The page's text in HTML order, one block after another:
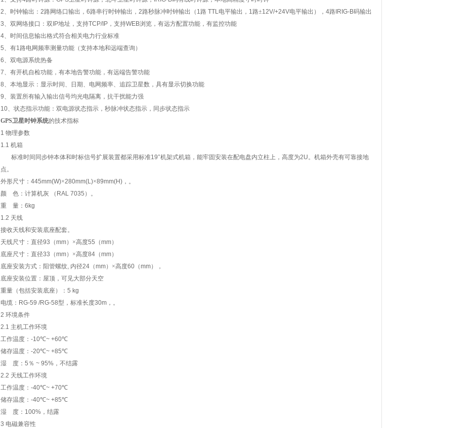
2、时钟输出： 2路网络口输出， 6路串行时钟输出， 2路秒脉冲时钟输出（ 1路 TTL电平输出， 1路±12V/+24V电平输出）， 4路 IRIG-B码输出
3、双网络接口：双 IP地址，支持TCP/IP ，支持WEB浏览，有远方配置功能，有监控功能
4、时间信息输出格式符合相关电力行业标准
5、有1路电网频率测量功能（支持本地和远端查询）
6、双电源系统热备
7、有开机自检功能，有本地告警功能，有远端告警功能
8、本地显示：显示时间、日期、电网频率、追踪卫星数，具有显示切换功能
9、装置所有输入输出信号均光电隔离，抗干扰能力强
10、状态指示功能：双电源状态指示，秒脉冲状态指示，同步状态指示
GPS卫星时钟系统的技术指标
1 物理参数
1.1 机箱
标准时间同步钟本体和时标信号扩展装置都采用标准19″机架式机箱，能牢固安装在配电盘内立柱上，高度为2U。机箱外壳有可靠接地
点。
外形尺寸： 445mm(W)×280mm(L)×89mm(H) ， 。
颜
色：计算机灰 （ RAL 7035 ） 。
重
量： 6kg
1.2 天线
接收天线和安装底座配套。
天线尺寸：直径93 （mm）×高度55 （mm）
底座尺寸：直径33 （mm）×高度84 （mm）
底座安装方式：阳管螺纹, 内径24 （mm）×高度60 （mm），
底座安装位置：屋顶，可见大部分天空
重量（包括安装底座）： 5 kg
电缆： RG-59 /RG-58型，标准长度30m ， 。
2 环境条件
2.1 主机工作环境
工作温度： -10℃~ +60℃
储存温度： -20℃~ +85℃
湿
度： 5 ％ ~ 95% ，不结露
2.2 天线工作环境
工作温度： -40℃~ +70℃
储存温度： -40℃~ +85℃
湿
度： 100% ，结露
3 电磁兼容性